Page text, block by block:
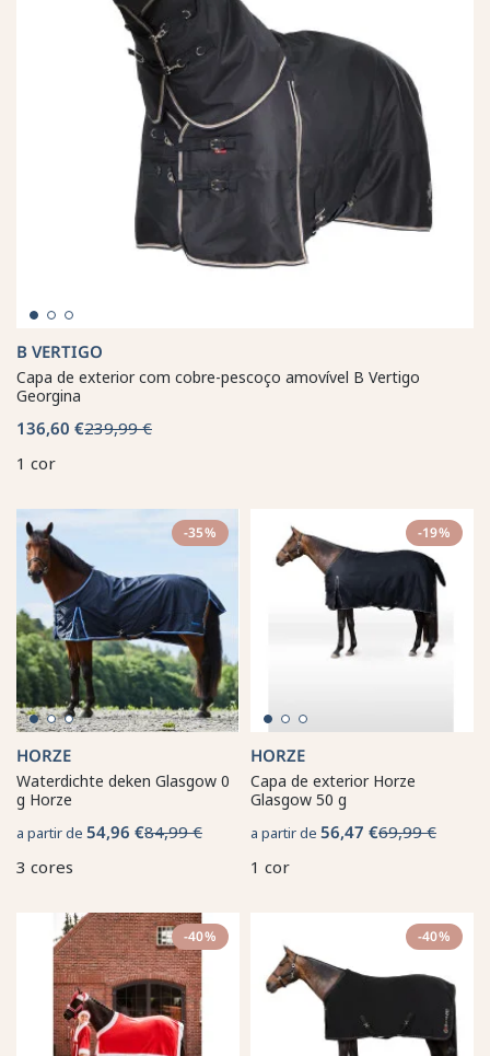
B VERTIGO
Capa de exterior com cobre-pescoço amovível B Vertigo
Georgina
136,60 €239,99 €
1 cor
-35%
HORZE
Waterdichte deken Glasgow 0
g Horze
a partir de 54,96 €84,99 €
3 cores
-19%
HORZE
Capa de exterior Horze
Glasgow 50 g
a partir de 56,47 €69,99 €
1 cor
-40% -40%